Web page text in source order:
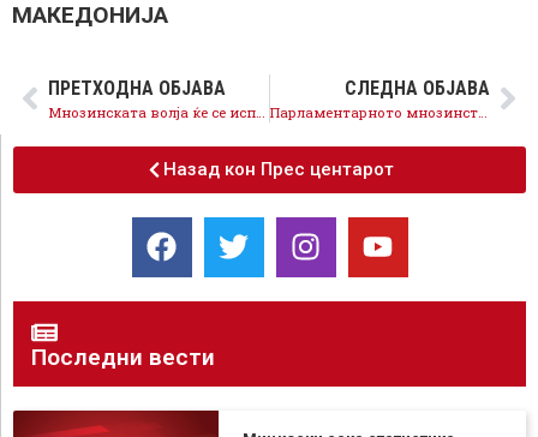
МАКЕДОНИЈА
ПРЕТХОДНА ОБЈАВА СЛЕДНА ОБЈАВА
Парламентарното мнозинство ќе ги заштити граѓанските и државните интереси од тиранскиот однос на Груевски!
Назад кон Прес центарот
Последни вести